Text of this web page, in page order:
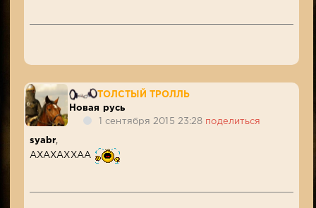
ТОЛСТЫЙ ТРОЛЛЬ
Новая русь
1 сентября 2015 23:28 поделиться
syabr
АХАХАХХАА